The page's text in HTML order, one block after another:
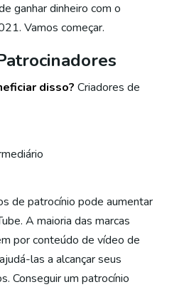
ganhar dinheiro com o
Vamos começar.
disso? Criadores de
de patrocínio pode aumentar
A maioria das marcas
por conteúdo de vídeo de
las a alcançar seus
Conseguir um patrocínio